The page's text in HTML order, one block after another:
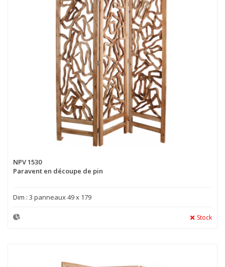
NPV 1530
Paravent en découpe de pin
Dim : 3 panneaux 49 x 179
Stock